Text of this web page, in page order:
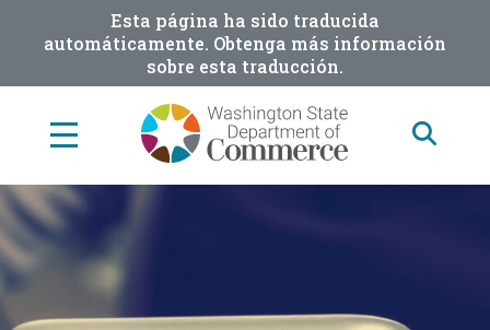
Esta página ha sido traducida
automáticamente. Obtenga más información
sobre esta traducción.